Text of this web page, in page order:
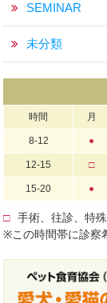
SEMINAR
未分類
時間 月
8-12 ●
12-15 □
15-20 ●
□
手術、往診、特
※この時間帯に診察